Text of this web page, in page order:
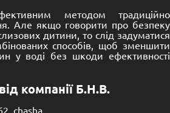
методом традиційно
Але якщо говорити про безпеку
дитини, то слід задуматися
способів, щоб зменшити
у воді без шкоди ефективності
компанії Б.Н.В.